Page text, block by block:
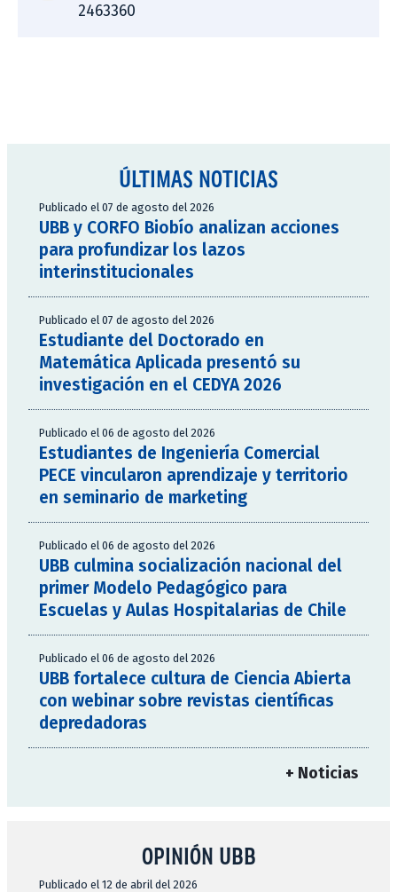
2463360
ÚLTIMAS NOTICIAS
Publicado el 07 de agosto del 2026
UBB y CORFO Biobío analizan acciones
para profundizar los lazos
interinstitucionales
Publicado el 07 de agosto del 2026
Estudiante del Doctorado en
Matemática Aplicada presentó su
investigación en el CEDYA 2026
Publicado el 06 de agosto del 2026
Estudiantes de Ingeniería Comercial
PECE vincularon aprendizaje y territorio
en seminario de marketing
Publicado el 06 de agosto del 2026
UBB culmina socialización nacional del
primer Modelo Pedagógico para
Escuelas y Aulas Hospitalarias de Chile
Publicado el 06 de agosto del 2026
UBB fortalece cultura de Ciencia Abierta
con webinar sobre revistas científicas
depredadoras
+ Noticias
OPINIÓN UBB
Publicado el 12 de abril del 2026